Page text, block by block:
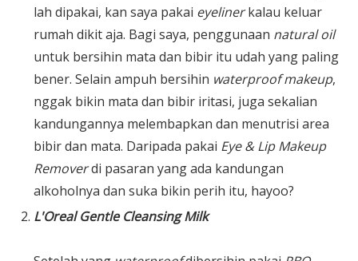
lah dipakai, kan saya pakai eyelinerkalau keluar
rumah dikit aja. Bagi saya, penggunaan natural oil
untuk bersihin mata dan bibir itu udah yang paling
bener. Selain ampuh bersihin waterproof makeup,
nggak bikin mata dan bibir iritasi, juga sekalian
kandungannya melembapkan dan menutrisi area
bibir dan mata. Daripada pakai Eye & Lip Makeup
Removerdi pasaran yang ada kandungan
alkoholnya dan suka bikin perih itu, hayoo?
L'Oreal Gentle Cleansing Milk